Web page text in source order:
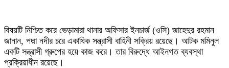
বিষয়টি নিশ্চিত করে ভেড়ামারা থানার অফিসার ইনচার্জ (ওসি) জাহেদুর রহমান
জানান, পদ্মা নদীর চরে একাধিক সন্ত্রাসী বাহিনী সক্রিয় রয়েছে। আটক মমিনুল
একটি সন্ত্রাসী গ্রুপের হয়ে কাজ করে। তার বিরুদ্ধে আইনগত ব্যবস্থা
প্রক্রিয়াধীন রয়েছে।